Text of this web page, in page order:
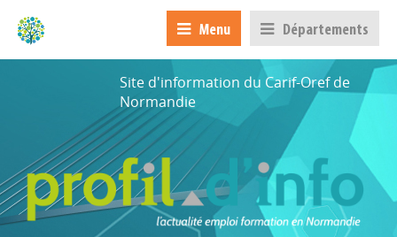
Menu Départements
Site d'information du Carif-Oref de
Normandie